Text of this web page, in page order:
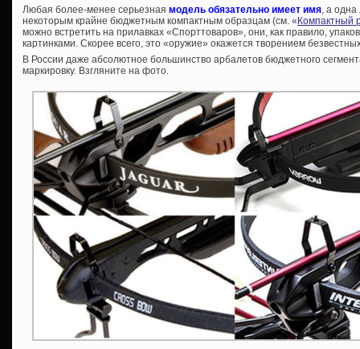
Любая более-менее серьезная модель обязательно имеет имя , а
некоторым крайне бюджетным компактным образцам (см. «Компактный
можно встретить на прилавках «Спорттоваров», они, как правило,
картинками. Скорее всего, это «оружие» окажется творением
В России даже абсолютное большинство арбалетов бюджетного
маркировку. Взгляните на фото.